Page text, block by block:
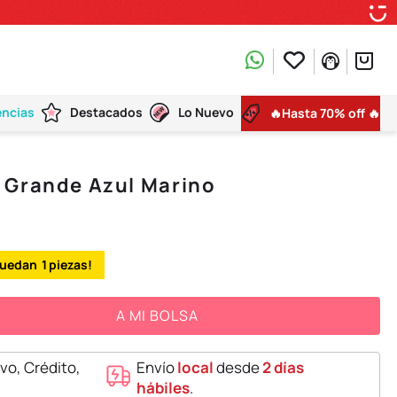
Destacados Lo Nuevo 🔥Hasta 70% off 🔥
Azul Marino
1
A MI BOLSA
Crédito,
Envíolocaldesde2 días
hábiles.